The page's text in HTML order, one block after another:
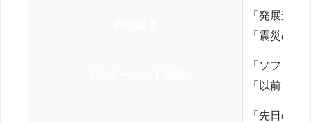
「発展途
「震災の
「ソフト
「以前、
「先日の